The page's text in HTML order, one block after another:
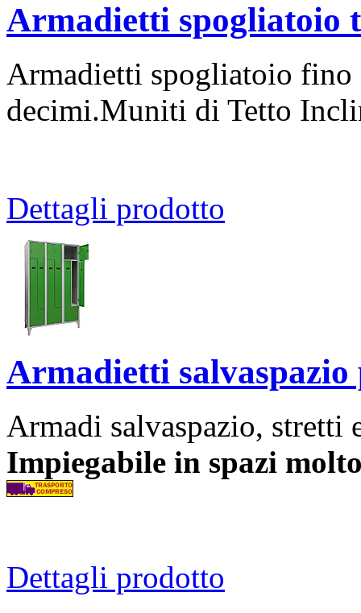
Armadietti spogliatoio
Armadietti spogliatoio fino
decimi.Muniti di Tetto
Dettagli prodotto
Armadietti
Armadi salvaspazio, stretti
Impiegabile in spazi
Dettagli prodotto